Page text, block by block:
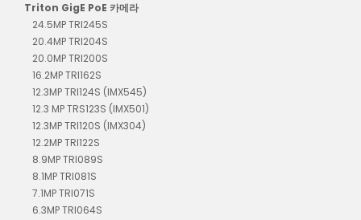
Triton GigE PoE 카메라
24.5MP TRI245S
20.4MP TRI204S
20.0MP TRI200S
16.2MP TRI162S
12.3MP TRI124S (IMX545)
12.3 MP TRS123S (IMX501)
12.3MP TRI120S (IMX304)
12.2MP TRI122S
8.9MP TRI089S
8.1MP TRI081S
7.1MP TRI071S
6.3MP TRI064S